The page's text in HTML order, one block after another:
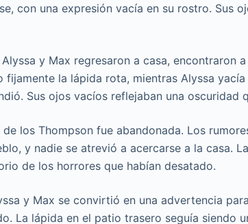
con una expresión vacía en su rostro. Sus
y Max regresaron a casa, encontraron
fijamente la lápida rota, mientras Alyssa
Sus ojos vacíos reflejaban una oscuridad
los Thompson fue abandonada. Los
y nadie se atrevió a acercarse a la casa.
de los horrores que habían desatado.
y Max se convirtió en una advertencia
La lápida en el patio trasero seguía siendo